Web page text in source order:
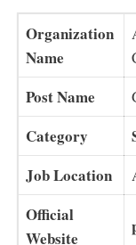
Organization
Name
Post Name
Category
Job Location
Official
Website